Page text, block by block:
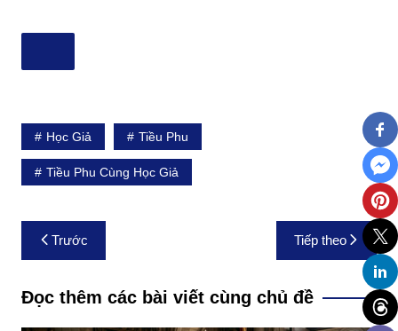
Học Giả Tiều Phu
Tiều Phu Cùng Học Giả
Điều
hướng
bài
viết
Trước Tiếp theo
Đọc thêm các bài viết cùng chủ đề